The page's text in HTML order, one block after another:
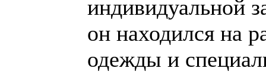
индивидуальной
он находился на
одежды и